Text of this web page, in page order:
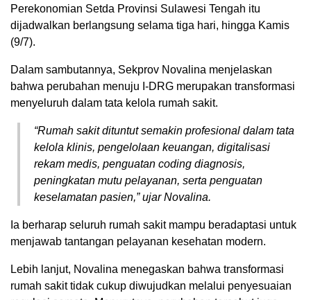
Perekonomian Setda Provinsi Sulawesi Tengah itu
dijadwalkan berlangsung selama tiga hari, hingga Kamis
(9/7).
Dalam sambutannya, Sekprov Novalina menjelaskan
bahwa perubahan menuju I-DRG merupakan transformasi
menyeluruh dalam tata kelola rumah sakit.
“Rumah sakit dituntut semakin profesional dalam tata
kelola klinis, pengelolaan keuangan, digitalisasi
rekam medis, penguatan coding diagnosis,
peningkatan mutu pelayanan, serta penguatan
keselamatan pasien,” ujar Novalina.
Ia berharap seluruh rumah sakit mampu beradaptasi untuk
menjawab tantangan pelayanan kesehatan modern.
Lebih lanjut, Novalina menegaskan bahwa transformasi
rumah sakit tidak cukup diwujudkan melalui penyesuaian